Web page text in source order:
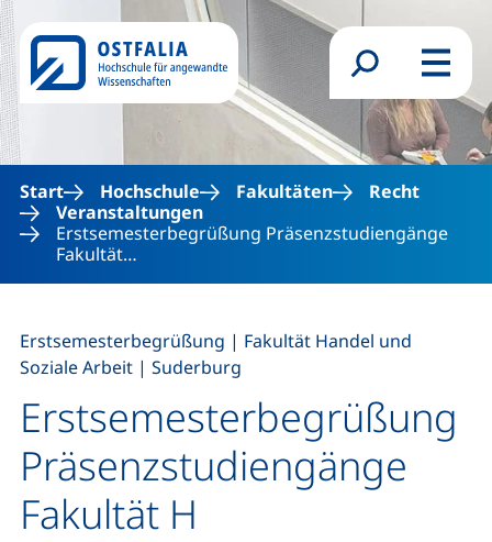
Direkt zum Inhalt
Suchformular
Menü
Start Hochschule Fakultäten
Recht
Veranstaltungen
Erstsemesterbegrüßung Präsenzstudiengänge
Fakultät…
Erstsemesterbegrüßung
Präsenzstudiengänge
Fakultät H
Erstsemesterbegrüßung | Fakultät Handel und
Soziale Arbeit | Suderburg